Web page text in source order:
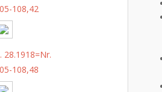
108,42
28.1918=Nr.
108,48